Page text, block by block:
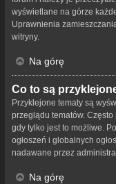
wyświetlane na górze
Uprawnienia
witryny.
Na górę
Co to są
Przyklejone tematy są
przeglądu tematów.
gdy tylko jest to możliwe.
ogłoszeń i globalnych
nadawane przez
Na górę